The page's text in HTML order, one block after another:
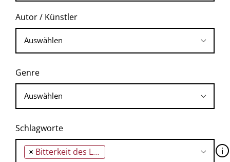
Autor / Künstler
Genre
Schlagworte
× Bitterkeit des Lebens 🛈